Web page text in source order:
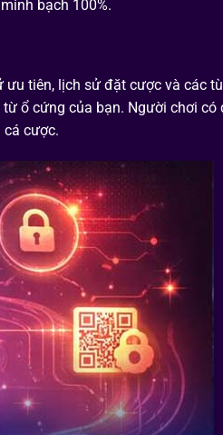
bạch 100%.
tiên, lịch sử đặt cược và các
ổ cứng của bạn. Người chơi có
cá cược.